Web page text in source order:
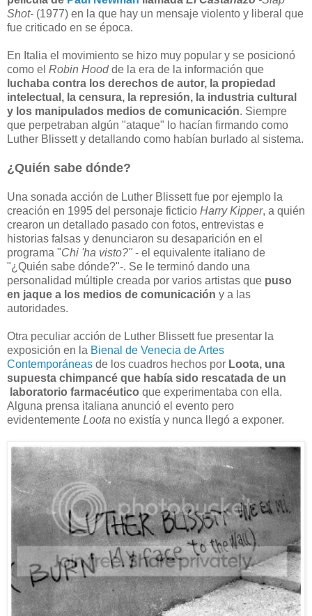
Shot- (1977) en la que hay un mensaje violento y liberal que
fue criticado en se época.
En Italia el movimiento se hizo muy popular y se posicionó
como el Robin Hoodde la era de la información que
luchaba contra los derechos de autor, la propiedad
intelectual, la censura, la represión, la industria cultural
y los manipulados medios de comunicación. Siempre
que perpetraban algún "ataque" lo hacían firmando como
Luther Blissett y detallando como habían burlado al sistema.
¿Quién sabe dónde?
Una sonada acción de Luther Blissett fue por ejemplo la
creación en 1995 del personaje ficticio Harry Kipper, a quién
crearon un detallado pasado con fotos, entrevistas e
historias falsas y denunciaron su desaparición en el
programa "Chi 'ha visto?" - el equivalente italiano de
"¿Quién sabe dónde?"-. Se le terminó dando una
personalidad múltiple creada por varios artistas que puso
en jaque a los medios de comunicación y a las
autoridades.
Otra peculiar acción de Luther Blissett fue presentar la
exposición en la Bienal de Venecia de Artes
Contemporáneas de los cuadros hechos por Loota, una
supuesta chimpancé que había sido rescatada de un
laboratorio farmacéutico que experimentaba con ella.
Alguna prensa italiana anunció el evento pero
evidentemente Loota no existía y nunca llegó a exponer.